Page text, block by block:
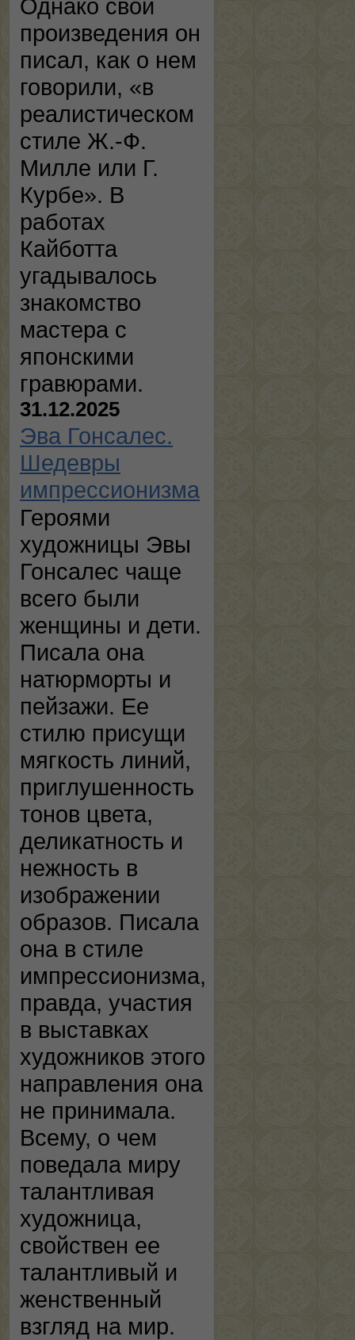
Однако свои
произведения он
писал, как о нем
говорили, «в
реалистическом
стиле Ж.-Ф.
Милле или Г.
Курбе». В
работах
Кайботта
угадывалось
знакомство
мастера с
японскими
гравюрами.
31.12.2025
Эва Гонсалес.
Шедевры
импрессионизма
Героями
художницы Эвы
Гонсалес чаще
всего были
женщины и дети.
Писала она
натюрморты и
пейзажи. Ее
стилю присущи
мягкость линий,
приглушенность
тонов цвета,
деликатность и
нежность в
изображении
образов. Писала
она в стиле
импрессионизма,
правда, участия
в выставках
художников этого
направления она
не принимала.
Всему, о чем
поведала миру
талантливая
художница,
свойствен ее
талантливый и
женственный
взгляд на мир.